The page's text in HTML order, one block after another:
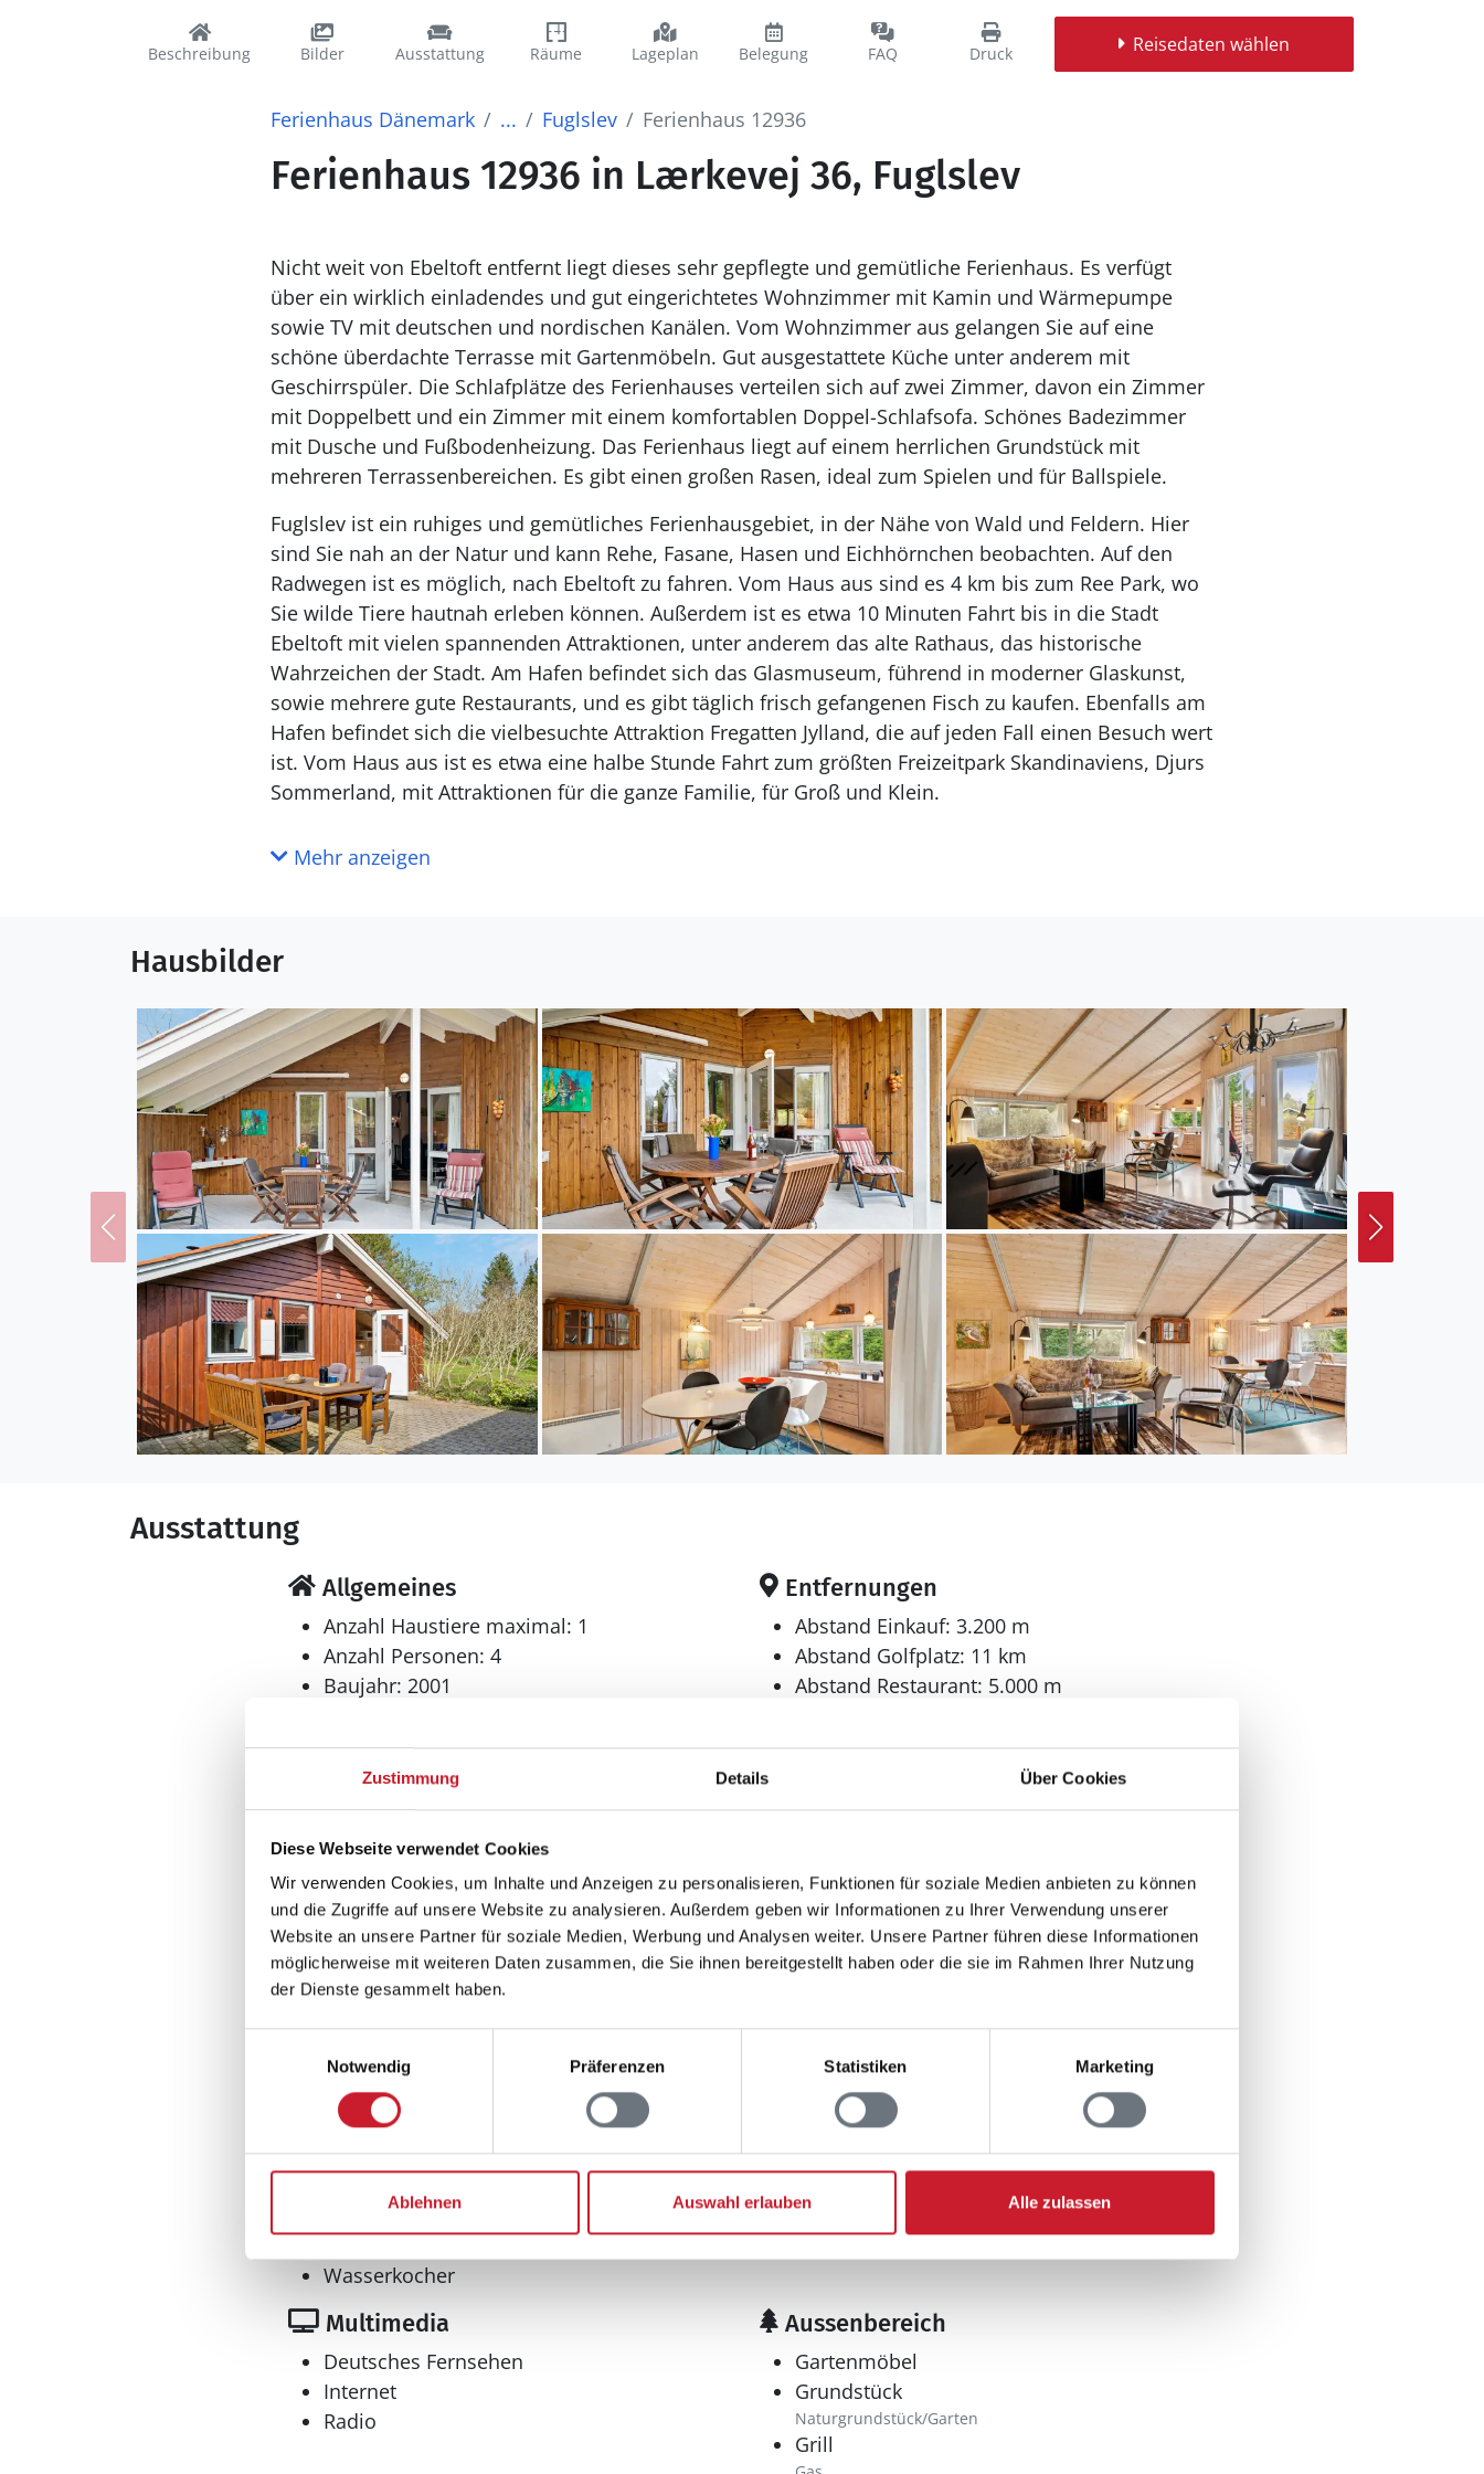
Zustimmung Details Über Cookies
Diese Webseite verwendet Cookies
Wir verwenden Cookies, um Inhalte und Anzeigen zu personalisieren, Funktionen für soziale Medien anbieten zu können
und die Zugriffe auf unsere Website zu analysieren. Außerdem geben wir Informationen zu Ihrer Verwendung unserer
Website an unsere Partner für soziale Medien, Werbung und Analysen weiter. Unsere Partner führen diese Informationen
möglicherweise mit weiteren Daten zusammen, die Sie ihnen bereitgestellt haben oder die sie im Rahmen Ihrer Nutzung
der Dienste gesammelt haben.
Notwendig
Präferenzen Statistiken Marketing
Ablehnen Auswahl erlauben Alle zulassen
Beschreibung Bilder Ausstattung Räume Lageplan Belegung FAQ Druck Reisedaten wählen
Ferienhaus Dänemark ... Fuglslev Ferienhaus 12936
Ferienhaus 12936 in Lærkevej 36, Fuglslev
Nicht weit von Ebeltoft entfernt liegt dieses sehr gepflegte und gemütliche Ferienhaus. Es verfügt
über ein wirklich einladendes und gut eingerichtetes Wohnzimmer mit Kamin und Wärmepumpe
sowie TV mit deutschen und nordischen Kanälen. Vom Wohnzimmer aus gelangen Sie auf eine
schöne überdachte Terrasse mit Gartenmöbeln. Gut ausgestattete Küche unter anderem mit
Geschirrspüler. Die Schlafplätze des Ferienhauses verteilen sich auf zwei Zimmer, davon ein Zimmer
mit Doppelbett und ein Zimmer mit einem komfortablen Doppel-Schlafsofa. Schönes Badezimmer
mit Dusche und Fußbodenheizung. Das Ferienhaus liegt auf einem herrlichen Grundstück mit
mehreren Terrassenbereichen. Es gibt einen großen Rasen, ideal zum Spielen und für Ballspiele.
Fuglslev ist ein ruhiges und gemütliches Ferienhausgebiet, in der Nähe von Wald und Feldern. Hier
sind Sie nah an der Natur und kann Rehe, Fasane, Hasen und Eichhörnchen beobachten. Auf den
Radwegen ist es möglich, nach Ebeltoft zu fahren. Vom Haus aus sind es 4 km bis zum Ree Park, wo
Sie wilde Tiere hautnah erleben können. Außerdem ist es etwa 10 Minuten Fahrt bis in die Stadt
Ebeltoft mit vielen spannenden Attraktionen, unter anderem das alte Rathaus, das historische
Wahrzeichen der Stadt. Am Hafen befindet sich das Glasmuseum, führend in moderner Glaskunst,
sowie mehrere gute Restaurants, und es gibt täglich frisch gefangenen Fisch zu kaufen. Ebenfalls am
Hafen befindet sich die vielbesuchte Attraktion Fregatten Jylland, die auf jeden Fall einen Besuch wert
ist. Vom Haus aus ist es etwa eine halbe Stunde Fahrt zum größten Freizeitpark Skandinaviens, Djurs
Sommerland, mit Attraktionen für die ganze Familie, für Groß und Klein.
Mehr anzeigen
Hausbilder
Ausstattung
Allgemeines
Anzahl Haustiere maximal: 1
Anzahl Personen: 4
Baujahr: 2001
Grundstücksfläche: 1.200 m²
Haustiere erlaubt
Hundefreundlich
Wohnfläche: 60 m²
Entfernungen
Abstand Einkauf: 3.200 m
Abstand Golfplatz: 11 km
Abstand Restaurant: 5.000 m
Abstand Strand: 6.000 m
Wohnbereich
Kaminofen
Schlafbereich
Anzahl Doppelbetten: 2
Anzahl Schlafzimmer: 2
Küche
Dunstabzug
Geschirrspüler
Kaffeemaschine
Kochplatten: 1
Mikrowelle
Wasserkocher
Bad
Anzahl Duschen: 1
Anzahl Badezimmer: 1
Handdusche
Trockner
Multimedia
Deutsches Fernsehen
Internet
Radio
Aussenbereich
Gartenmöbel
Grundstück
Naturgrundstück/Garten
Grill